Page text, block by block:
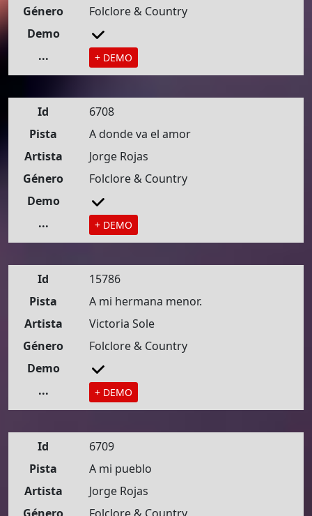
Género
Folclore & Country
Demo
...
+ DEMO
Id
6708
Pista
A donde va el amor
Artista
Jorge Rojas
Género
Folclore & Country
Demo
...
+ DEMO
Id
15786
Pista
A mi hermana menor.
Artista
Victoria Sole
Género
Folclore & Country
Demo
...
+ DEMO
Id
6709
Pista
A mi pueblo
Artista
Jorge Rojas